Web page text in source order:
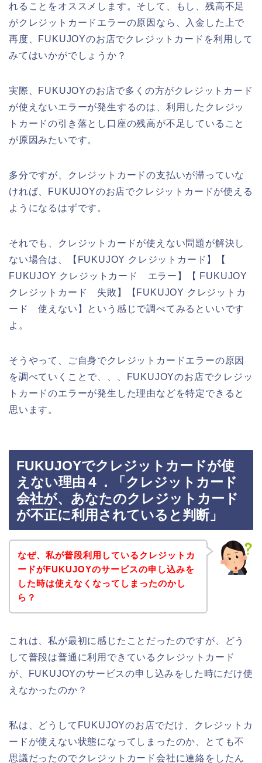
れることをオススメします。そして、もし、残高不足
がクレジットカードエラーの原因なら、入金した上で
再度、FUKUJOYのお店でクレジットカードを利用して
みてはいかがでしょうか？
実際、FUKUJOYのお店で多くの方がクレジットカード
が使えないエラーが発生するのは、利用したクレジッ
トカードの引き落とし口座の残高が不足していること
が原因みたいです。
多分ですが、クレジットカードの支払いが滞っていな
ければ、FUKUJOYのお店でクレジットカードが使える
ようになるはずです。
それでも、クレジットカードが使えない問題が解決し
ない場合は、【FUKUJOY クレジットカード】【
FUKUJOY クレジットカード エラー】【 FUKUJOY
クレジットカード 失敗】【FUKUJOY クレジットカ
ード 使えない】という感じで調べてみるといいです
よ。
そうやって、ご自身でクレジットカードエラーの原因
を調べていくことで、、、FUKUJOYのお店でクレジッ
トカードのエラーが発生した理由などを特定できると
思います。
FUKUJOYでクレジットカードが使
えない理由４．「クレジットカード
会社が、あなたのクレジットカード
が不正に利用されていると判断」
なぜ、私が普段利用しているクレジットカ
ードがFUKUJOYのサービスの申し込みを
した時は使えなくなってしまったのかし
ら？
これは、私が最初に感じたことだったのですが、どう
して普段は普通に利用できているクレジットカード
が、FUKUJOYのサービスの申し込みをした時にだけ使
えなかったのか？
私は、どうしてFUKUJOYのお店でだけ、クレジットカ
ードが使えない状態になってしまったのか、とても不
思議だったのでクレジットカード会社に連絡をしたん